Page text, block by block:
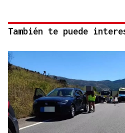
También te puede